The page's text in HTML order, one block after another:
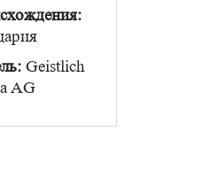
Geistlich
AG